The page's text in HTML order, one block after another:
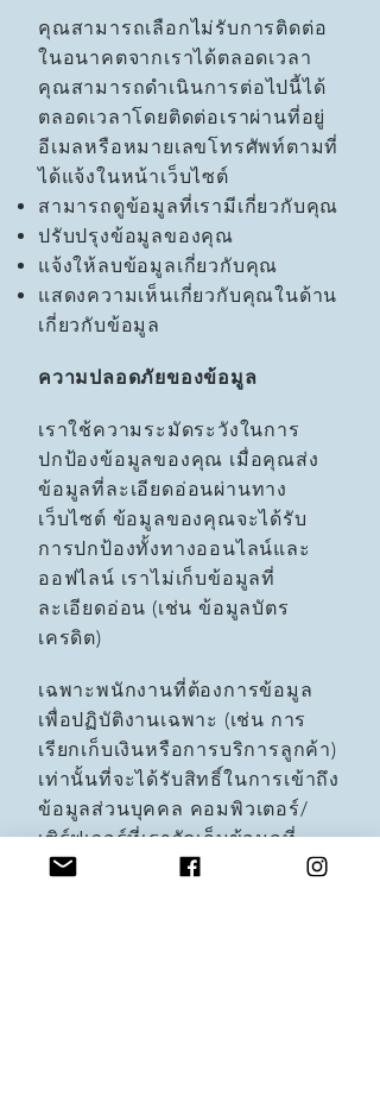
คุณสามารถเลือกไม่รับการติดต่อ
ในอนาคตจากเราได้ตลอดเวลา
คุณสามารถดำเนินการต่อไปนี้ได้
ตลอดเวลาโดยติดต่อเราผ่านที่อยู่
อีเมลหรือหมายเลขโทรศัพท์ตามที่
ได้แจ้งในหน้าเว็บไซต์
สามารถดูข้อมูลที่เรามีเกี่ยวกับคุณ
ปรับปรุงข้อมูลของคุณ
แจ้งให้ลบข้อมูลเกี่ยวกับคุณ
แสดงความเห็นเกี่ยวกับคุณในด้าน
เกี่ยวกับข้อมูล
ความปลอดภัยของข้อมูล
เราใช้ความระมัดระวังในการ
ปกป้องข้อมูลของคุณ เมื่อคุณส่ง
ข้อมูลที่ละเอียดอ่อนผ่านทาง
เว็บไซต์ ข้อมูลของคุณจะได้รับ
การปกป้องทั้งทางออนไลน์และ
ออฟไลน์ เราไม่เก็บข้อมูลที่
ละเอียดอ่อน (เช่น ข้อมูลบัตร
เครดิต)
เฉพาะพนักงานที่ต้องการข้อมูล
เพื่อปฏิบัติงานเฉพาะ (เช่น การ
เรียกเก็บเงินหรือการบริการลูกค้า)
เท่านั้นที่จะได้รับสิทธิ์ในการเข้าถึง
ข้อมูลส่วนบุคคล คอมพิวเตอร์/
เซิร์ฟเวอร์ที่เราจัดเก็บข้อมูลที่
สามารถระบุตัวบุคคลได้จะถูกเก็บ